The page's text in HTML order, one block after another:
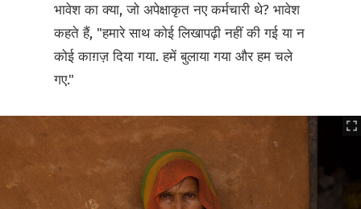
भावेश का क्या, जो अपेक्षाकृत नए कर्मचारी थे? भावेश
कहते हैं, "हमारे साथ कोई लिखापढ़ी नहीं की गई या न
कोई काग़ज़ दिया गया. हमें बुलाया गया और हम चले
गए."